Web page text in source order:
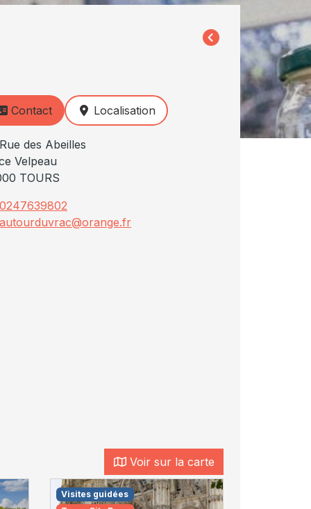
Contact Localisation
des Abeilles
Velpeau
TOURS
0247639802
autourduvrac@orange.fr
Voir sur la carte
Visites guidées